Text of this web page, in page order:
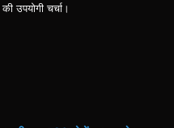
उपयोगी चर्चा।